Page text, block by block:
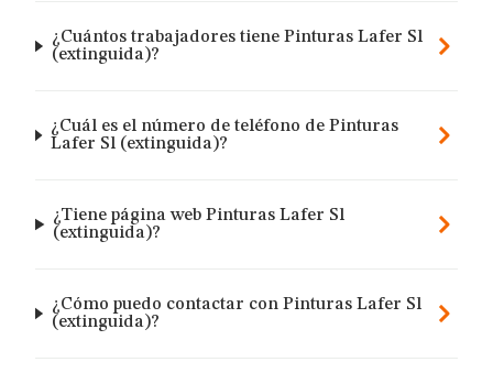
¿Cuántos trabajadores tiene Pinturas Lafer Sl
(extinguida)?
¿Cuál es el número de teléfono de Pinturas
Lafer Sl (extinguida)?
¿Tiene página web Pinturas Lafer Sl
(extinguida)?
¿Cómo puedo contactar con Pinturas Lafer Sl
(extinguida)?